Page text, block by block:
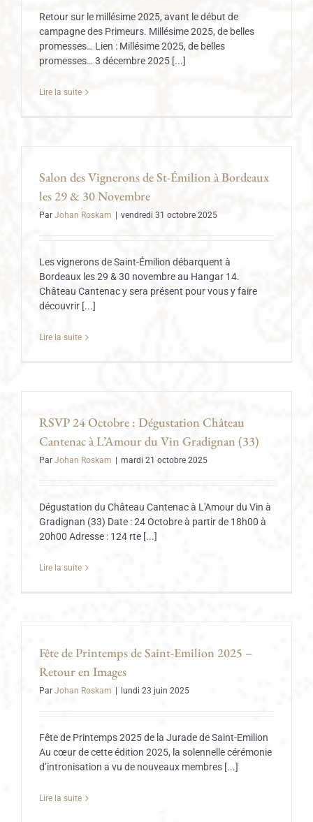
Retour sur le millésime 2025, avant le début de
campagne des Primeurs. Millésime 2025, de belles
promesses… Lien : Millésime 2025, de belles
promesses… 3 décembre 2025 [...]
Lire la suite
Salon des Vignerons de St-Émilion à Bordeaux
les 29 & 30 Novembre
Par Johan Roskam vendredi 31 octobre 2025
Les vignerons de Saint-Émilion débarquent à
Bordeaux les 29 & 30 novembre au Hangar 14.
Château Cantenac y sera présent pour vous y faire
découvrir [...]
Lire la suite
RSVP 24 Octobre : Dégustation Château
Cantenac à L’Amour du Vin Gradignan (33)
Par Johan Roskam mardi 21 octobre 2025
Dégustation du Château Cantenac à L'Amour du Vin à
Gradignan (33) Date : 24 Octobre à partir de 18h00 à
20h00 Adresse : 124 rte [...]
Lire la suite
Fête de Printemps de Saint-Emilion 2025 –
Retour en Images
Par Johan Roskam lundi 23 juin 2025
Fête de Printemps 2025 de la Jurade de Saint-Emilion
Au cœur de cette édition 2025, la solennelle cérémonie
d’intronisation a vu de nouveaux membres [...]
Lire la suite